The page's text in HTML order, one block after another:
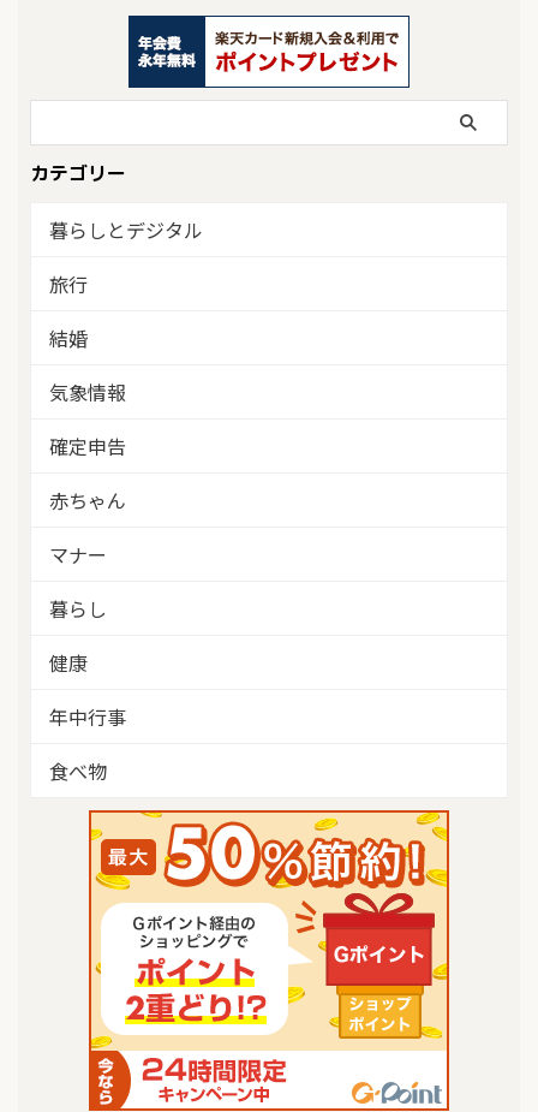
カテゴリー
暮らしとデジタル
旅行
結婚
気象情報
確定申告
赤ちゃん
マナー
暮らし
健康
年中行事
食べ物